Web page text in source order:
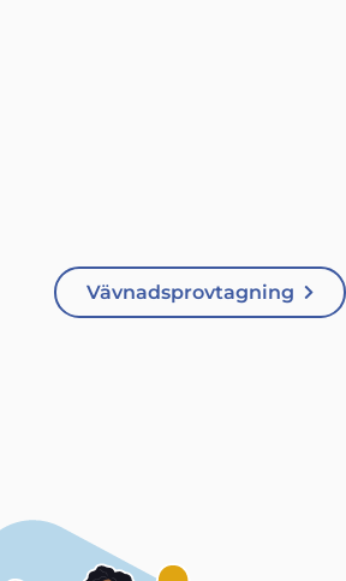
Vävnadsprovtagning